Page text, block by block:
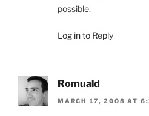
possible.
Log in to Reply
Romuald
MARCH 17, 2008 AT